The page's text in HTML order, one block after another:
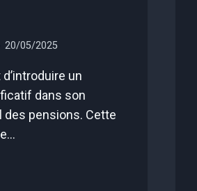
20/05/2025
un
dans son
pensions. Cette